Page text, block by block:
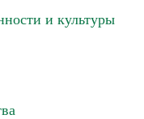
и культуры